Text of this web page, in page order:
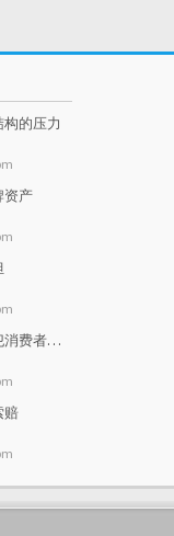
的压力
资产
的情况下
赔